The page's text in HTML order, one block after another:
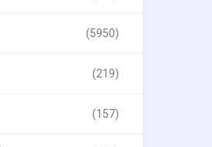
(5950)
(219)
(157)